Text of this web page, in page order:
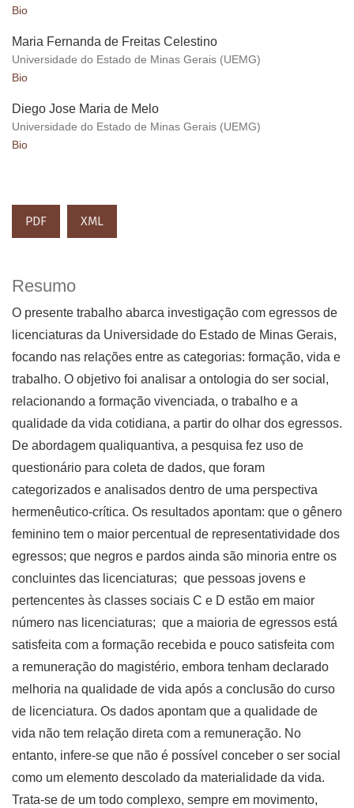
Bio
Maria Fernanda de Freitas Celestino
Universidade do Estado de Minas Gerais (UEMG)
Bio
Diego Jose Maria de Melo
Universidade do Estado de Minas Gerais (UEMG)
Bio
PDF XML
Resumo
O presente trabalho abarca investigação com egressos de
licenciaturas da Universidade do Estado de Minas Gerais,
focando nas relações entre as categorias: formação, vida e
trabalho. O objetivo foi analisar a ontologia do ser social,
relacionando a formação vivenciada, o trabalho e a
qualidade da vida cotidiana, a partir do olhar dos egressos.
De abordagem qualiquantiva, a pesquisa fez uso de
questionário para coleta de dados, que foram
categorizados e analisados dentro de uma perspectiva
hermenêutico-crítica. Os resultados apontam: que o gênero
feminino tem o maior percentual de representatividade dos
egressos; que negros e pardos ainda são minoria entre os
concluintes das licenciaturas; que pessoas jovens e
pertencentes às classes sociais C e D estão em maior
número nas licenciaturas; que a maioria de egressos está
satisfeita com a formação recebida e pouco satisfeita com
a remuneração do magistério, embora tenham declarado
melhoria na qualidade de vida após a conclusão do curso
de licenciatura. Os dados apontam que a qualidade de
vida não tem relação direta com a remuneração. No
entanto, infere-se que não é possível conceber o ser social
como um elemento descolado da materialidade da vida.
Trata-se de um todo complexo, sempre em movimento,